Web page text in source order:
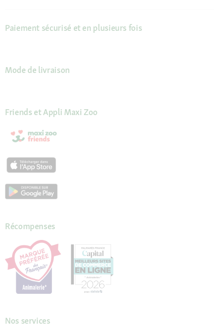
Paiement sécurisé et en plusieurs fois
Mode de livraison
Friends et Appli Maxi Zoo
Récompenses
Nos services